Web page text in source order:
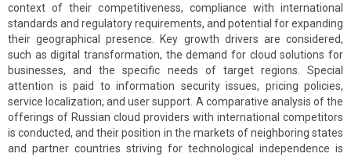
context of their competitiveness, compliance with international
standards and regulatory requirements, and potential for expanding
their geographical presence. Key growth drivers are considered,
such as digital transformation, the demand for cloud solutions for
businesses, and the specific needs of target regions. Special
attention is paid to information security issues, pricing policies,
service localization, and user support. A comparative analysis of the
offerings of Russian cloud providers with international competitors
is conducted, and their position in the markets of neighboring states
and partner countries striving for technological independence is